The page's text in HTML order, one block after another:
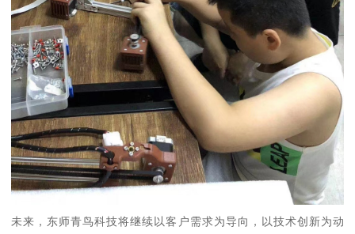
未来，东师青鸟科技将继续以客户需求为导向，以技术创新为动